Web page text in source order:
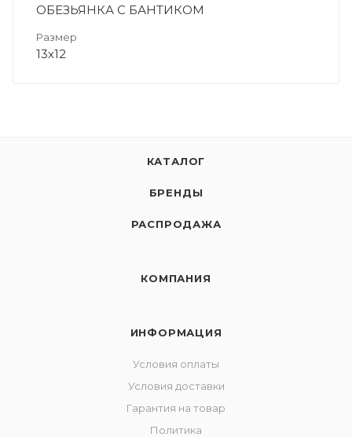
ОБЕЗЬЯНКА С БАНТИКОМ
Размер
13х12
КАТАЛОГ
БРЕНДЫ
РАСПРОДАЖА
КОМПАНИЯ
ИНФОРМАЦИЯ
Условия оплаты
Условия доставки
Гарантия на товар
Политика